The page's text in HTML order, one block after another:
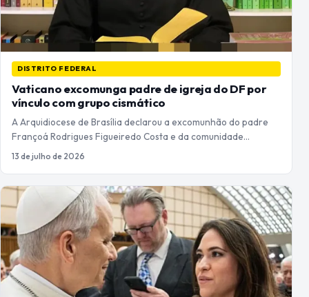
DISTRITO FEDERAL
Vaticano excomunga padre de igreja do DF por
vínculo com grupo cismático
A Arquidiocese de Brasília declarou a excomunhão do padre
Françoá Rodrigues Figueiredo Costa e da comunidade…
13 de julho de 2026